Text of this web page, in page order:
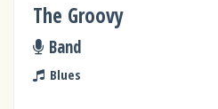
The Groovy
Band
Blues